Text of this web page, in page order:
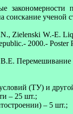
закономерности
соискание
Zielenski W.-E.
2000.- Poster
(ТУ) и
– 25 шт.;
– 5 шт.;